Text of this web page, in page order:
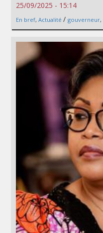
25/09/2025 - 15:14
En bref, Actualité / gouverneur,